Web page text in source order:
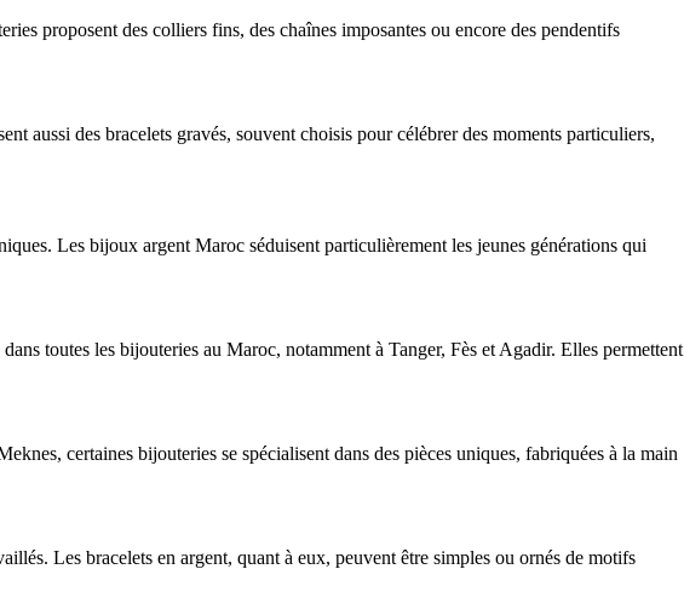
proposent des colliers fins, des chaînes imposantes ou encore des pendentifs
aussi des bracelets gravés, souvent choisis pour célébrer des moments particuliers,
Les bijoux argent Maroc séduisent particulièrement les jeunes générations qui
toutes les bijouteries au Maroc, notamment à Tanger, Fès et Agadir. Elles permettent
certaines bijouteries se spécialisent dans des pièces uniques, fabriquées à la main
Les bracelets en argent, quant à eux, peuvent être simples ou ornés de motifs